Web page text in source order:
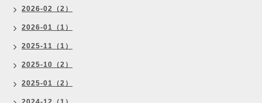
2026-02（2）
2026-01（1）
2025-11（1）
2025-10（2）
2025-01（2）